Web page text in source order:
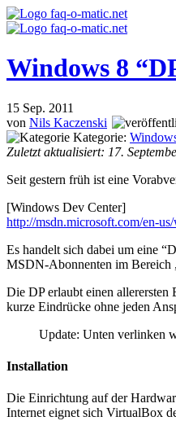
Windows 8
15 Sep. 2011
von Nils Kaczenski
Kategorie:
Zuletzt aktualisiert: 17.
Seit gestern früh ist eine
[Windows Dev Center]
http://msdn.microsoft.com/en-
Es handelt sich dabei um eine
MSDN-Abonnenten im Bereich
Die DP erlaubt einen
kurze Eindrücke ohne jeden
Update: Unten verlinken
Installation
Die Einrichtung auf der
Internet eignet sich VirtualBox